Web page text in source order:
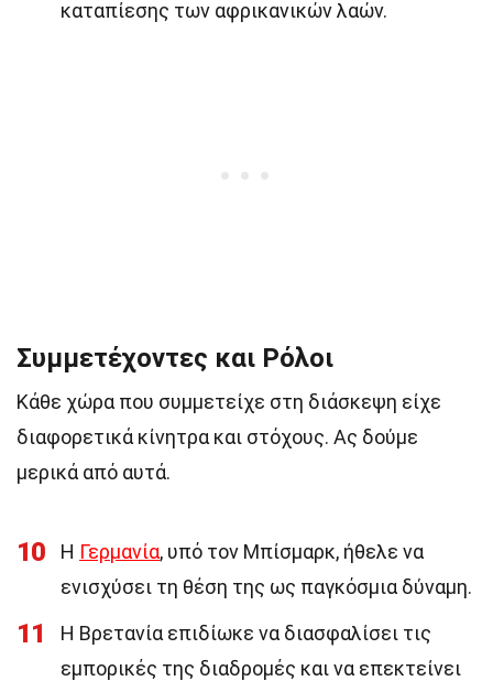
καταπίεσης των αφρικανικών λαών.
Συμμετέχοντες και Ρόλοι
Κάθε χώρα που συμμετείχε στη διάσκεψη είχε
διαφορετικά κίνητρα και στόχους. Ας δούμε
μερικά από αυτά.
10 Η Γερμανία, υπό τον Μπίσμαρκ, ήθελε να
ενισχύσει τη θέση της ως παγκόσμια δύναμη.
11
Η Βρετανία επιδίωκε να διασφαλίσει τις
εμπορικές της διαδρομές και να επεκτείνει